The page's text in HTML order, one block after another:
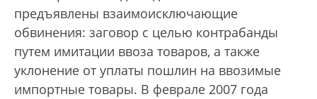
предъявлены взаимоисключающие
обвинения: заговор с целью контрабанды
путем имитации ввоза товаров, а также
уклонение от уплаты пошлин на ввозимые
импортные товары. В феврале 2007 года